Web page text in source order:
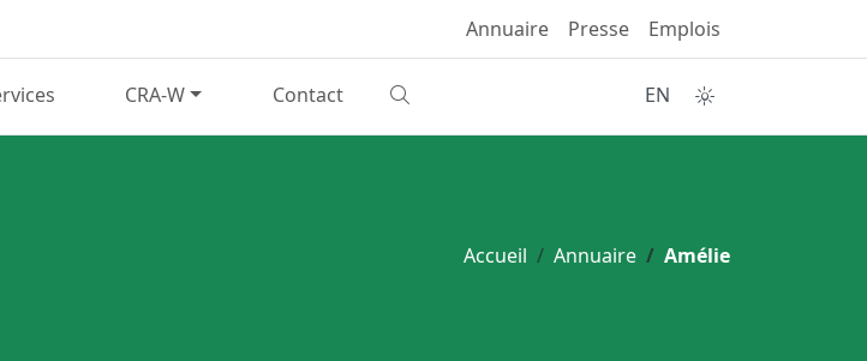
Annuaire Presse Emplois
CRA-W Contact EN
Accueil Annuaire Amélie